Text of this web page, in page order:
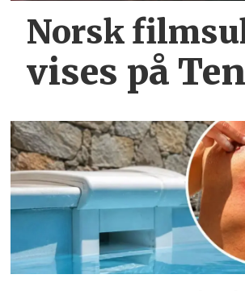
Norsk
vises på